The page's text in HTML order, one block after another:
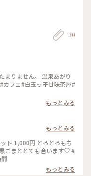
30
もっとみる
もっとみる
とろとろもち
ごまととても合います♡ #
もっとみる